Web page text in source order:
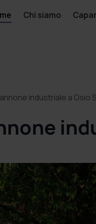
Chi siamo
industriale a Osio